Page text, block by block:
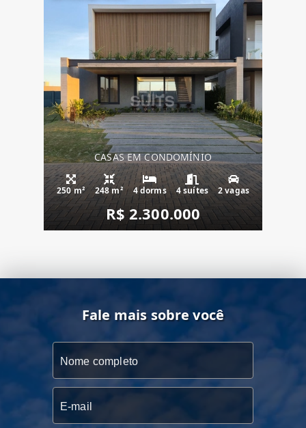
CASAS EM CONDOMÍNIO
250 m² 248 m² 4 dorms 4 suítes 2 vagas
R$ 2.300.000
Fale mais sobre você